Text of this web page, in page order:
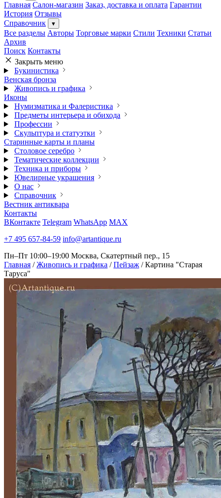
Главная Салон-магазин Заказ, доставка и оплата Гарантии
История Отзывы
Справочник
▾
Все разделы Авторы Торговые марки Стили Техники Статьи
Архив
Поиск Контакты
Закрыть меню
Букинистика
Венская бронза
Живопись и графика
Иконы
Нумизматика и Фалеристика
Предметы интерьера и обихода
Профессии
Скульптура и статуэтки
Старинные карты и планы
Столовое серебро
Тематические коллекции
Техника и приборы
Ювелирные украшения
О нас
Справочник
Вестник антиквара
Контакты
ВКонтакте Telegram WhatsApp MAX
+7 495 657-84-59 info@artantique.ru
Пн–Пт 10:00–19:00 Москва, Скатертный пер., 15
Главная / Живопись и графика / Пейзаж / Картина "Старая
Таруса"